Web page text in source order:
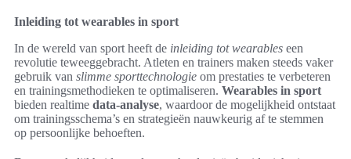
Inleiding tot wearables in sport
In de wereld van sport heeft de inleiding tot wearables een
revolutie teweeggebracht. Atleten en trainers maken steeds vaker
gebruik van slimme sporttechnologie om prestaties te verbeteren
en trainingsmethodieken te optimaliseren. Wearables in sport
bieden realtime data-analyse, waardoor de mogelijkheid ontstaat
om trainingsschema’s en strategieën nauwkeurig af te stemmen
op persoonlijke behoeften.